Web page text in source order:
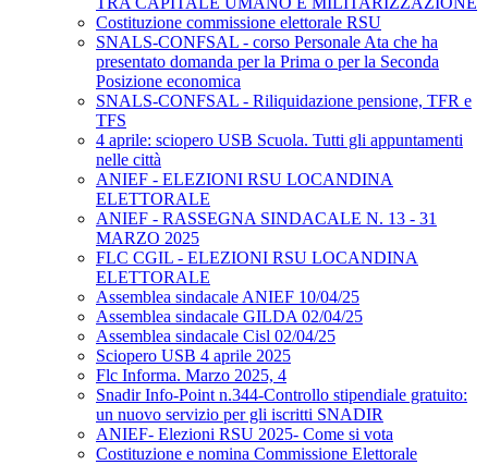
Costituzione commissione elettorale RSU
SNALS-CONFSAL - corso Personale Ata che ha
presentato domanda per la Prima o per la Seconda
Posizione economica
SNALS-CONFSAL - Riliquidazione pensione, TFR e
TFS
4 aprile: sciopero USB Scuola. Tutti gli appuntamenti
nelle città
ANIEF - ELEZIONI RSU LOCANDINA
ELETTORALE
ANIEF - RASSEGNA SINDACALE N. 13 - 31
MARZO 2025
FLC CGIL - ELEZIONI RSU LOCANDINA
ELETTORALE
Assemblea sindacale ANIEF 10/04/25
Assemblea sindacale GILDA 02/04/25
Assemblea sindacale Cisl 02/04/25
Sciopero USB 4 aprile 2025
Flc Informa. Marzo 2025, 4
Snadir Info-Point n.344-Controllo stipendiale gratuito:
un nuovo servizio per gli iscritti SNADIR
ANIEF- Elezioni RSU 2025- Come si vota
Costituzione e nomina Commissione Elettorale